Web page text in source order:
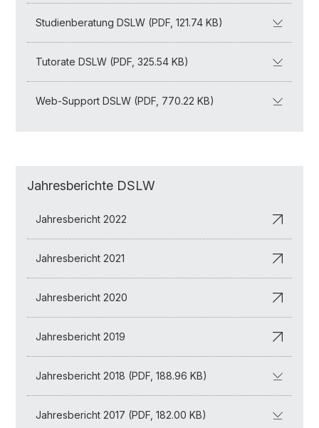
Studienberatung DSLW (PDF, 121.74 KB)
Tutorate DSLW (PDF, 325.54 KB)
Web-Support DSLW (PDF, 770.22 KB)
Jahresberichte DSLW
Jahresbericht 2022
Jahresbericht 2021
Jahresbericht 2020
Jahresbericht 2019
Jahresbericht 2018 (PDF, 188.96 KB)
Jahresbericht 2017 (PDF, 182.00 KB)